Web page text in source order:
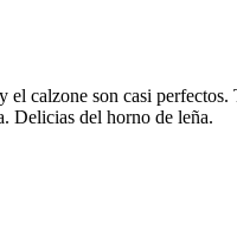
el calzone son casi
Delicias del horno de leña.